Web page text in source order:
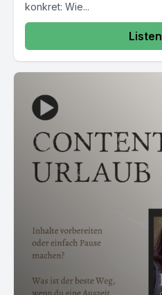
konkret: Wie...
Listen